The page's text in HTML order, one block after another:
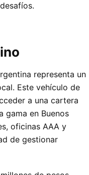
representa un
Este vehículo de
a una cartera
gama en Buenos
oficinas AAA y
de gestionar